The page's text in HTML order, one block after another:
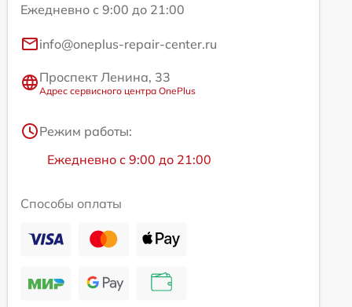
Ежедневно с 9:00 до 21:00
info@oneplus-repair-center.ru
Проспект Ленина, 33
Адрес сервисного центра OnePlus
Режим работы:
Ежедневно с 9:00 до 21:00
Способы оплаты